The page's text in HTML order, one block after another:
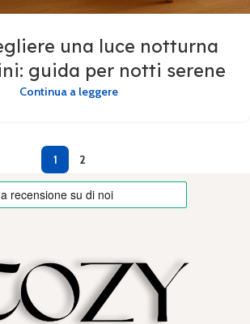
una luce notturna
guida per notti serene
Continua a leggere
1 2